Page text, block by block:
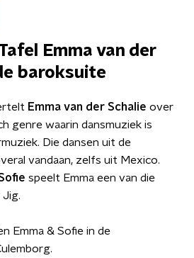
Emma van der
baroksuite
Emma van der Schalie over
genre waarin dansmuziek is
Die dansen uit de
vandaan, zelfs uit Mexico.
speelt Emma een van die
Emma & Sofie in de